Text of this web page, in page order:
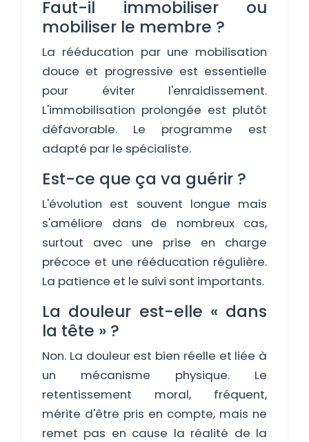
Faut-il immobiliser ou
mobiliser le membre ?
La rééducation par une mobilisation
douce et progressive est essentielle
pour éviter l'enraidissement.
L'immobilisation prolongée est plutôt
défavorable. Le programme est
adapté par le spécialiste.
Est-ce que ça va guérir ?
L'évolution est souvent longue mais
s'améliore dans de nombreux cas,
surtout avec une prise en charge
précoce et une rééducation régulière.
La patience et le suivi sont importants.
La douleur est-elle « dans
la tête » ?
Non. La douleur est bien réelle et liée à
un mécanisme physique. Le
retentissement moral, fréquent,
mérite d'être pris en compte, mais ne
remet pas en cause la réalité de la